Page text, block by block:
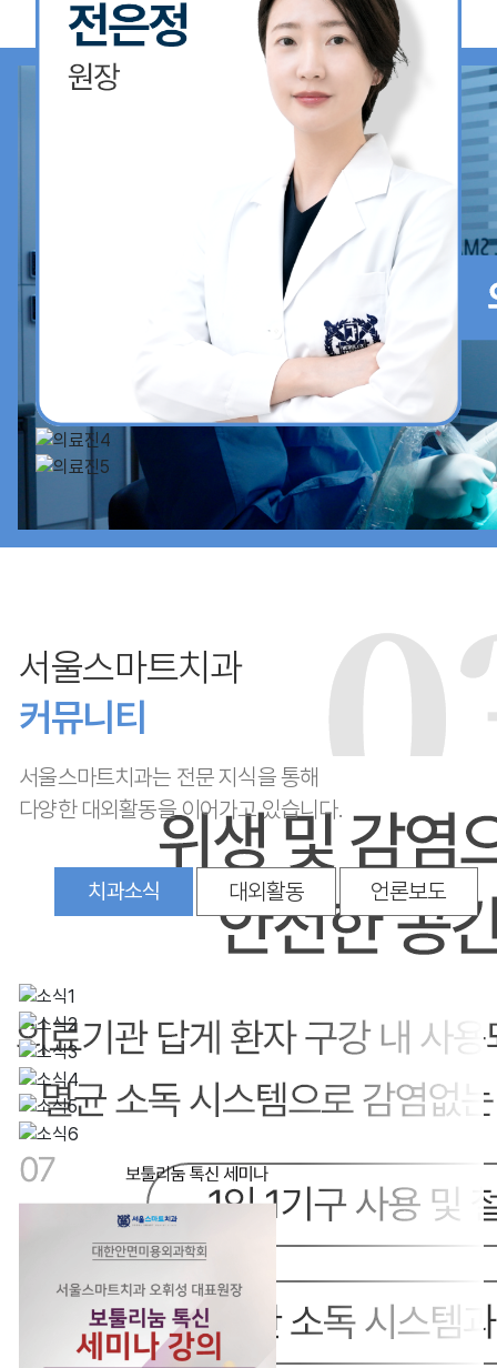
서울스마트치과
커뮤니티
서울스마트치과는 전문 지식을 통해
다양한 대외활동을 이어가고 있습니다.
치과소식 대외활동 언론보도